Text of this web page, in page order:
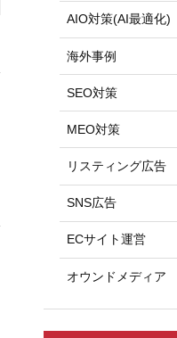
AIO対策(AI最適化)
海外事例
SEO対策
MEO対策
リスティング広告
SNS広告
ECサイト運営
オウンドメディア